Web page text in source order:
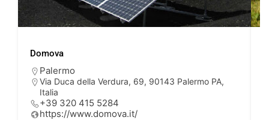
Domova
Palermo
Via Duca della Verdura, 69, 90143 Palermo PA,
Italia
+39 320 415 5284
https://www.domova.it/